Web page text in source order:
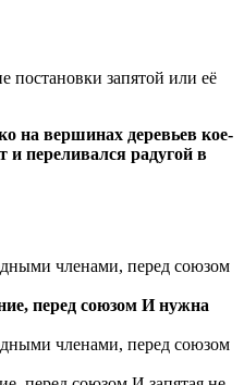
постановки запятой или её
на вершинах деревьев кое-
и переливался радугой в
членами, перед союзом
перед союзом И нужна
членами, перед союзом